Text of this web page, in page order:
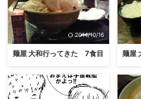
2014/10/16
麺屋 大和行ってきた 7食目 麺屋